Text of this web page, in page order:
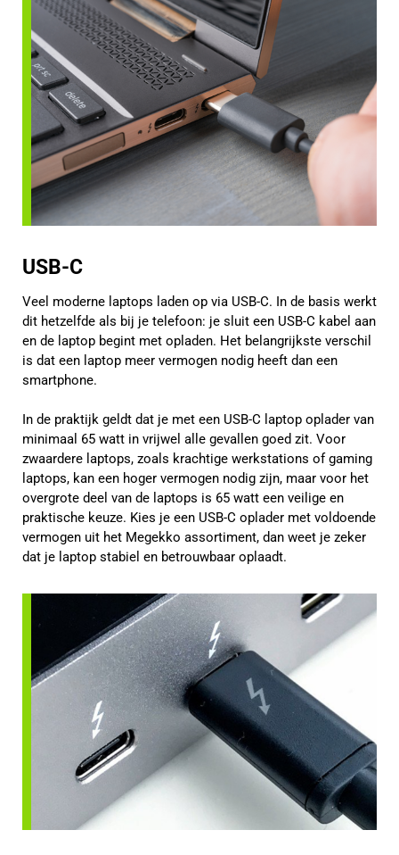
USB-C
Veel moderne laptops laden op via USB-C. In de basis werkt
dit hetzelfde als bij je telefoon: je sluit een USB-C kabel aan
en de laptop begint met opladen. Het belangrijkste verschil
is dat een laptop meer vermogen nodig heeft dan een
smartphone.
In de praktijk geldt dat je met een USB-C laptop oplader van
minimaal 65 watt in vrijwel alle gevallen goed zit. Voor
zwaardere laptops, zoals krachtige werkstations of gaming
laptops, kan een hoger vermogen nodig zijn, maar voor het
overgrote deel van de laptops is 65 watt een veilige en
praktische keuze. Kies je een USB-C oplader met voldoende
vermogen uit het Megekko assortiment, dan weet je zeker
dat je laptop stabiel en betrouwbaar oplaadt.